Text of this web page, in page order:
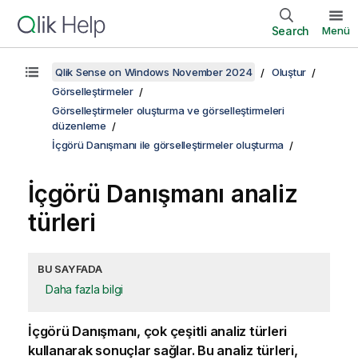
Search Menü
Qlik Sense on Windows November 2024
Oluştur
Görselleştirmeler
Görselleştirmeler oluşturma ve görselleştirmeleri
düzenleme
İçgörü Danışmanı ile görselleştirmeler oluşturma
İçgörü Danışmanı analiz
türleri
BU SAYFADA
Daha fazla bilgi
İçgörü Danışmanı, çok çeşitli analiz türleri
kullanarak sonuçlar sağlar. Bu analiz türleri,